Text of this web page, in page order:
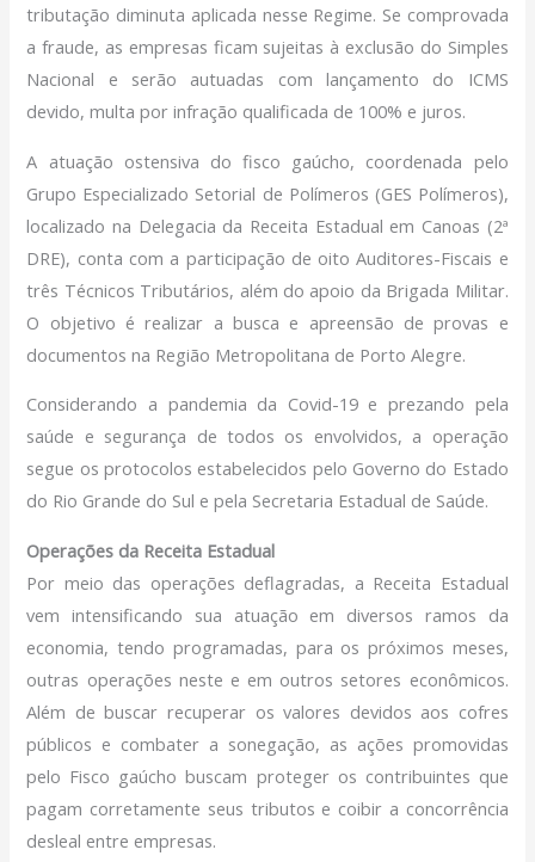
tributação diminuta aplicada nesse Regime. Se comprovada
a fraude, as empresas ficam sujeitas à exclusão do Simples
Nacional e serão autuadas com lançamento do ICMS
devido, multa por infração qualificada de 100% e juros.
A atuação ostensiva do fisco gaúcho, coordenada pelo
Grupo Especializado Setorial de Polímeros (GES Polímeros),
localizado na Delegacia da Receita Estadual em Canoas (2ª
DRE), conta com a participação de oito Auditores-Fiscais e
três Técnicos Tributários, além do apoio da Brigada Militar.
O objetivo é realizar a busca e apreensão de provas e
documentos na Região Metropolitana de Porto Alegre.
Considerando a pandemia da Covid-19 e prezando pela
saúde e segurança de todos os envolvidos, a operação
segue os protocolos estabelecidos pelo Governo do Estado
do Rio Grande do Sul e pela Secretaria Estadual de Saúde.
Operações da Receita Estadual
Por meio das operações deflagradas, a Receita Estadual
vem intensificando sua atuação em diversos ramos da
economia, tendo programadas, para os próximos meses,
outras operações neste e em outros setores econômicos.
Além de buscar recuperar os valores devidos aos cofres
públicos e combater a sonegação, as ações promovidas
pelo Fisco gaúcho buscam proteger os contribuintes que
pagam corretamente seus tributos e coibir a concorrência
desleal entre empresas.